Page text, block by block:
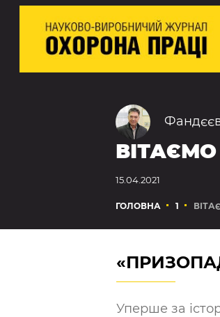
15.04.2021
ГОЛОВНА 1
Уперше за